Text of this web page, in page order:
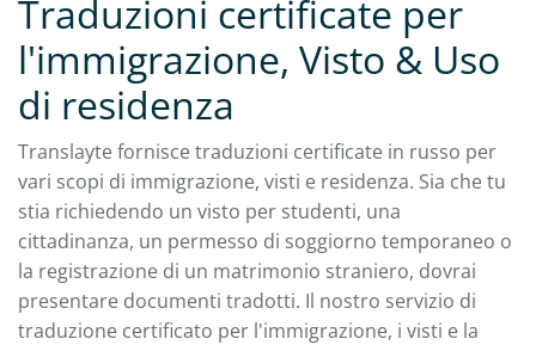
Traduzioni certificate per
l'immigrazione, Visto & Uso
di residenza
Translayte fornisce traduzioni certificate in russo per
vari scopi di immigrazione, visti e residenza. Sia che tu
stia richiedendo un visto per studenti, una
cittadinanza, un permesso di soggiorno temporaneo o
la registrazione di un matrimonio straniero, dovrai
presentare documenti tradotti. Il nostro servizio di
traduzione certificato per l'immigrazione, i visti e la